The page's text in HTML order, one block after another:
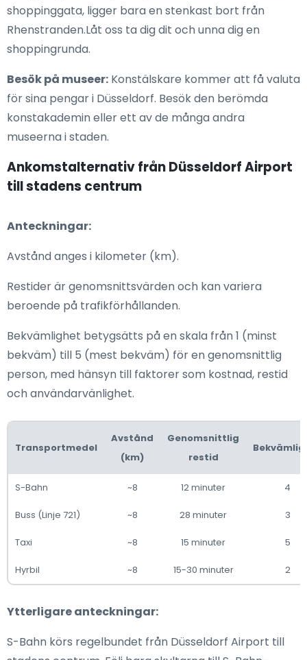
shoppinggata, ligger bara en stenkast bort från
Rhenstranden.Låt oss ta dig dit och unna dig en
shoppingrunda.
Besök på museer: Konstälskare kommer att få valuta
för sina pengar i Düsseldorf. Besök den berömda
konstakademin eller ett av de många andra
museerna i staden.
Ankomstalternativ från Düsseldorf Airport
till stadens centrum
Anteckningar:
Avstånd anges i kilometer (km).
Restider är genomsnittsvärden och kan variera
beroende på trafikförhållanden.
Bekvämlighet betygsätts på en skala från 1 (minst
bekväm) till 5 (mest bekväm) för en genomsnittlig
person, med hänsyn till faktorer som kostnad, restid
och användarvänlighet.
Transportmedel
Avstånd
(km)
Genomsnittlig
restid
S-Bahn ~8 12 minuter 4
Buss (Linje 721) ~8 28 minuter 3
Taxi ~8 15 minuter 5
Hyrbil ~8 15-30 minuter 2
Ytterligare anteckningar:
S-Bahn körs regelbundet från Düsseldorf Airport till